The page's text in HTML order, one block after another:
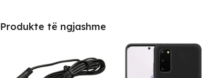
Produkte të ngjashme